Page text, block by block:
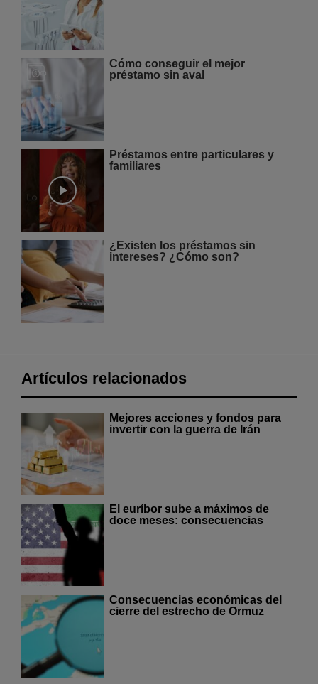
Cómo conseguir el mejor
préstamo sin aval
Préstamos entre particulares y
familiares
¿Existen los préstamos sin
intereses? ¿Cómo son?
Artículos relacionados
Mejores acciones y fondos para
invertir con la guerra de Irán
El euríbor sube a máximos de
doce meses: consecuencias
Consecuencias económicas del
cierre del estrecho de Ormuz